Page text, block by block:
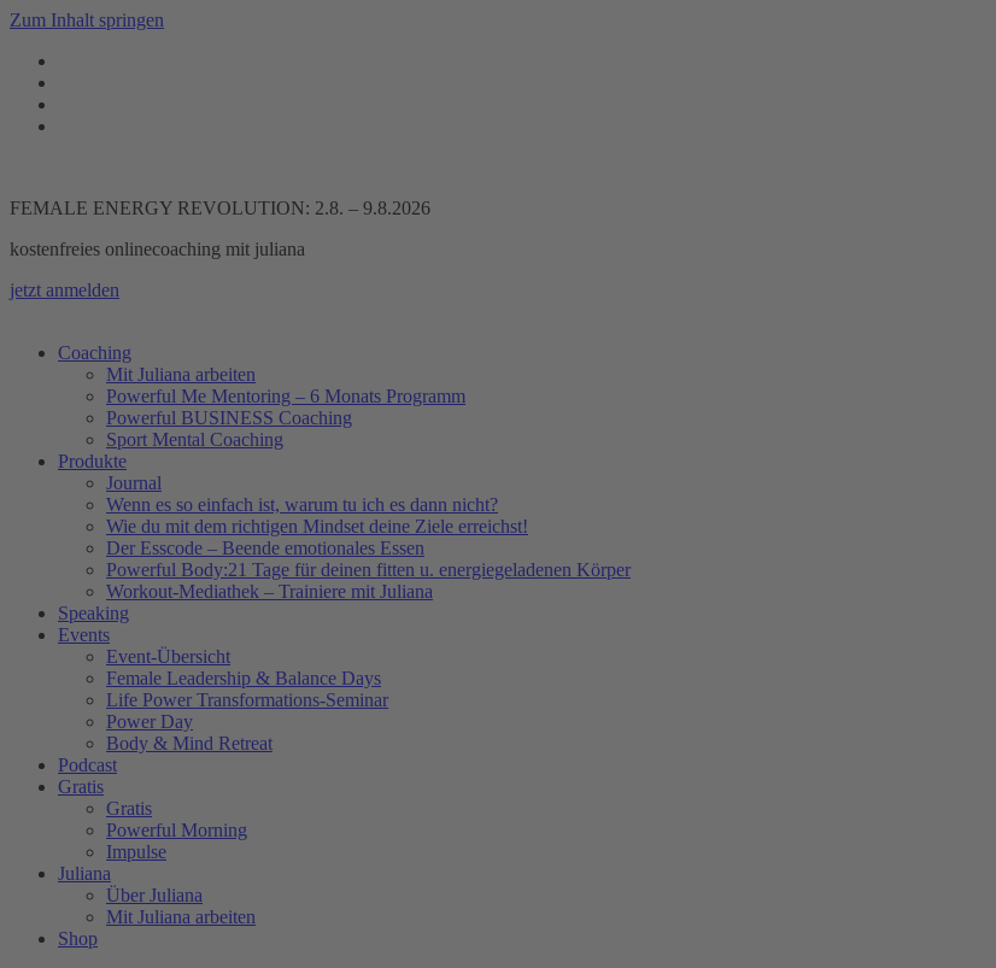
Zum Inhalt springen
FEMALE ENERGY REVOLUTION: 2.8. – 9.8.2026
kostenfreies onlinecoaching mit juliana
jetzt anmelden
Coaching
Mit Juliana arbeiten
Powerful Me Mentoring – 6 Monats Programm
Powerful BUSINESS Coaching
Sport Mental Coaching
Produkte
Journal
Wenn es so einfach ist, warum tu ich es dann nicht?
Wie du mit dem richtigen Mindset deine Ziele erreichst!
Der Esscode – Beende emotionales Essen
Powerful Body:21 Tage für deinen fitten u. energiegeladenen Körper
Workout-Mediathek – Trainiere mit Juliana
Speaking
Events
Event-Übersicht
Female Leadership & Balance Days
Life Power Transformations-Seminar
Power Day
Body & Mind Retreat
Podcast
Gratis
Gratis
Powerful Morning
Impulse
Juliana
Über Juliana
Mit Juliana arbeiten
Shop